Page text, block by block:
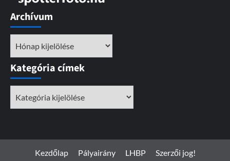
Archívum
Kategória címek
Kezdőlap Pályairány LHBP Szerzői jog!